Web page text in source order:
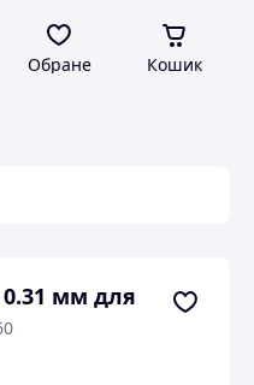
Обране Кошик
мм для